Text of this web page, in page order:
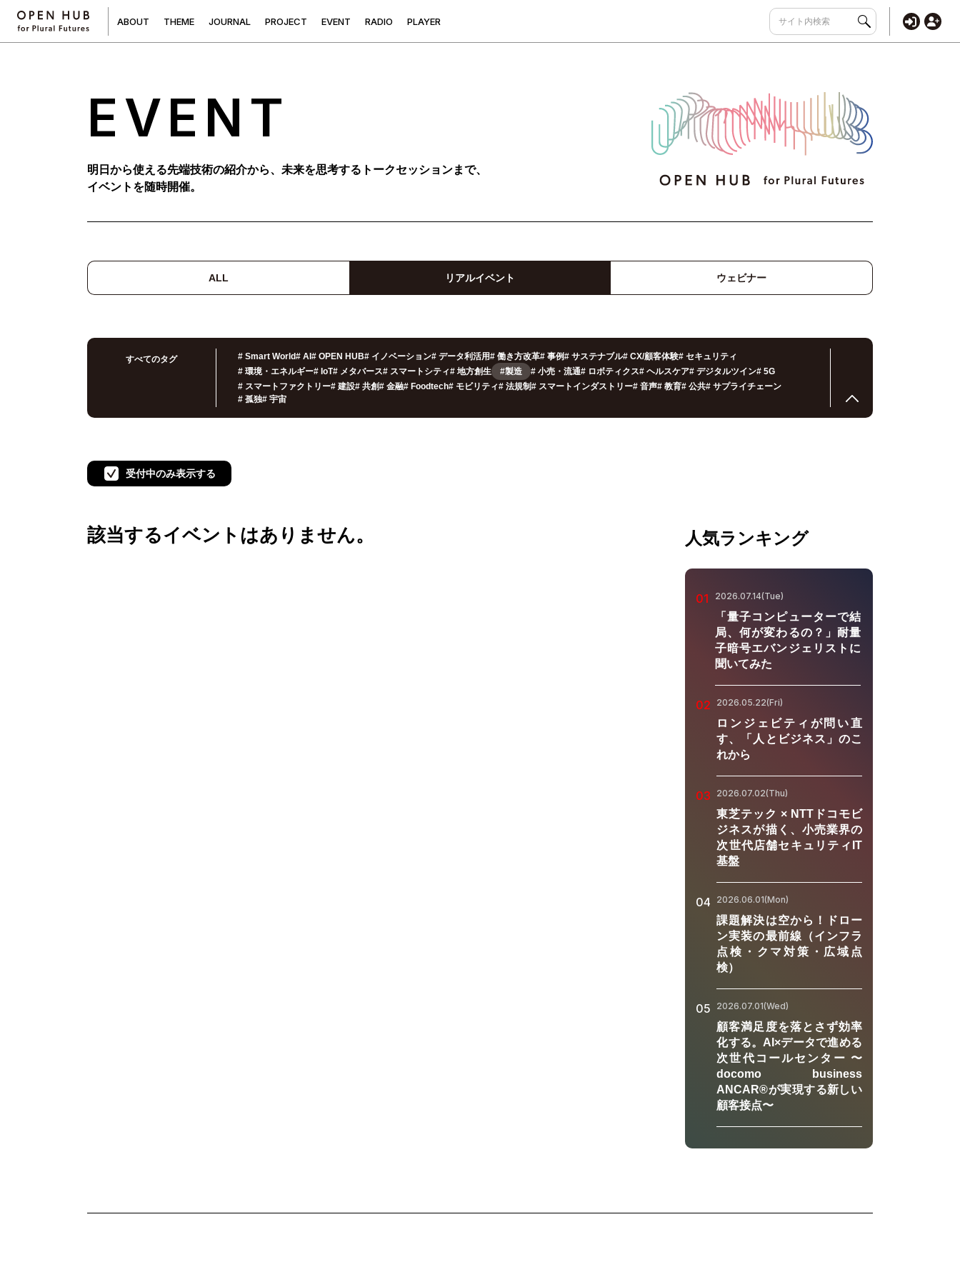
ABOUT THEME JOURNAL PROJECT EVENT RADIO PLAYER
EVENT
明日から使える先端技術の紹介から、未来を思考するトークセッションまで、
イベントを随時開催。
ALL リアルイベント ウェビナー
すべてのタグ # Smart World# AI # OPEN HUB# イノベーション# データ利活用# 働き方改革# 事例# サステナブル# CX/顧客体験# セキュリティ
# 環境・エネルギー# IoT# メタバース# スマートシティ# 地方創生 #製造 # 小売・流通# ロボティクス# ヘルスケア# デジタルツイン# 5G
# スマートファクトリー# 建設# 共創# 金融# Foodtech# モビリティ# 法規制# スマートインダストリー# 音声# 教育# 公共# サプライチェーン
# 孤独# 宇宙
受付中のみ表示する
該当するイベントはありません。 人気ランキング
01 2026.07.14(Tue)
「量子コンピューターで結
局、何が変わるの？」耐量
子暗号エバンジェリストに
聞いてみた
02 2026.05.22(Fri)
ロンジェビティが問い直
す、「人とビジネス」のこ
れから
03 2026.07.02(Thu)
東芝テック × NTTドコモビ
ジネスが描く、小売業界の
次世代店舗セキュリティIT
基盤
04 2026.06.01(Mon)
課題解決は空から！ドロー
ン実装の最前線（インフラ
点検・クマ対策・広域点
検）
05 2026.07.01(Wed)
顧客満足度を落とさず効率
化する。AI×データで進める
次世代コールセンター 〜
docomo business
ANCAR®が実現する新しい
顧客接点〜